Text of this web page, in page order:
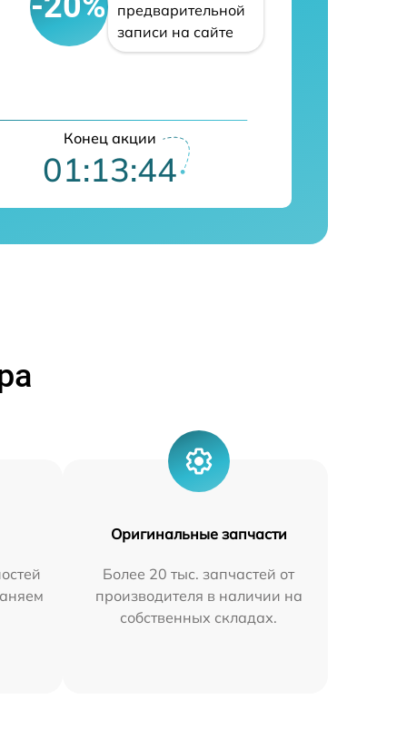
предварительной
записи на сайте
Конец акции
01:13:42
Оригинальные запчасти
Более 20 тыс. запчастей от
производителя в наличии на
собственных складах.